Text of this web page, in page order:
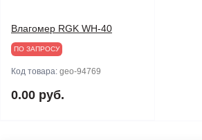
Влагомер RGK WH-40
ПО ЗАПРОСУ
Код товара: geo-94769
0.00 руб.